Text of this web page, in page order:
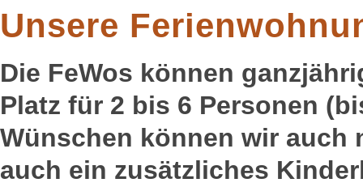
Unsere
Die FeWos können
Platz für 2 bis 6 Personen
Wünschen können wir auch
auch ein zusätzliches